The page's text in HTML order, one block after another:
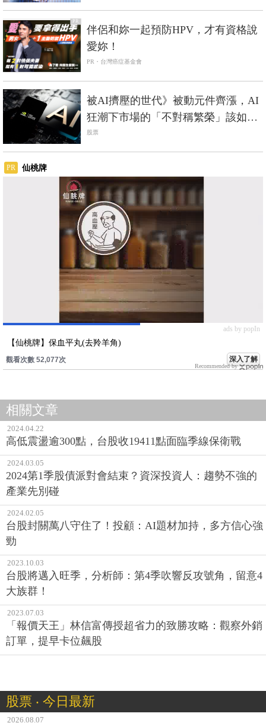
PR
伴侶和妳一起預防HPV，才有資格說
愛妳！
PR・台灣癌症基金會
被AI擠壓的世代》被動元件齊漲，AI
狂潮下市場的「不對稱繁榮」該如何
解讀？
股票
PR 仙桃牌
ads by popIn
【仙桃牌】保血平丸(去羚羊角)
觀看次數 52,077次 深入了解
Recommended by
相關文章
2024.04.22
高低震盪逾300點，台股收19411點面臨季線保衛戰
2024.03.05
2024第1季股債派對會結束？資深投資人：趨勢不強的
產業先別碰
2024.02.05
台股封關萬八守住了！投顧：AI題材加持，多方信心強
勁
2023.10.03
台股將邁入旺季，分析師：第4季吹響反攻號角，留意4
大族群！
2023.07.03
「報價天王」林信富傳授超省力的致勝攻略：觀察外銷
訂單，提早卡位飆股
股票 ‧ 今日最新
2026.08.07